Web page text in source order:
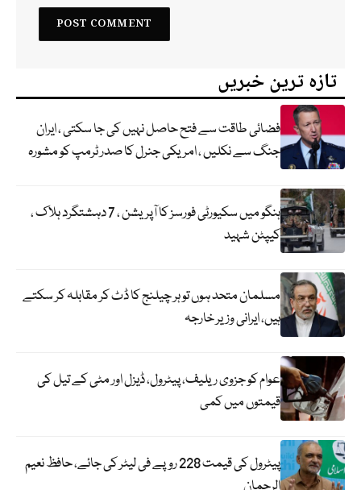
تازہ ترین خبریں
فضائی طاقت سے فتح حاصل نہیں کی جا سکتی ، ایران
جنگ سے نکلیں ، امریکی جنرل کا صدر ٹرمپ کو مشورہ
ہنگو میں سکیورٹی فورسز کا آپریشن ، 7 دہشتگرد ہلاک ،
کیپٹن شہید
مسلمان متحد ہوں تو ہر چیلنج کا ڈٹ کر مقابلہ کر سکتے
ہیں، ایرانی وزیر خارجہ
عوام کو جزوی ریلیف، پیٹرول، ڈیزل اور مٹی کے تیل کی
قیمتوں میں کمی
پیٹرول کی قیمت 228 روپے فی لیٹر کی جائے، حافظ نعیم